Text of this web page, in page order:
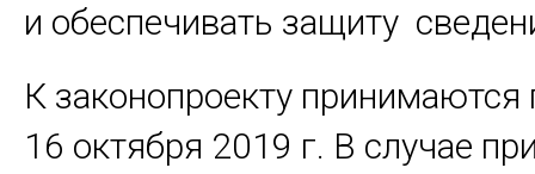
и обеспечивать защиту
К законопроекту принимаются
16 октября 2019 г. В случае